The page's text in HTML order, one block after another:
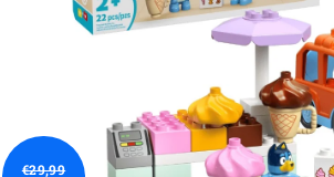
€29,99